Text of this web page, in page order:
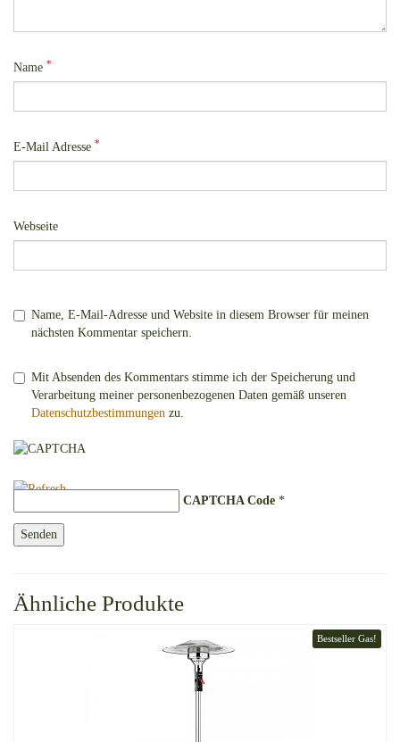
Name *
E-Mail Adresse *
Webseite
Name, E-Mail-Adresse und Website in diesem Browser für meinen
nächsten Kommentar speichern.
Mit Absenden des Kommentars stimme ich der Speicherung und
Verarbeitung meiner personenbezogenen Daten gemäß unseren
Datenschutzbestimmungen zu.
CAPTCHA Code *
Ähnliche Produkte
Bestseller Gas!